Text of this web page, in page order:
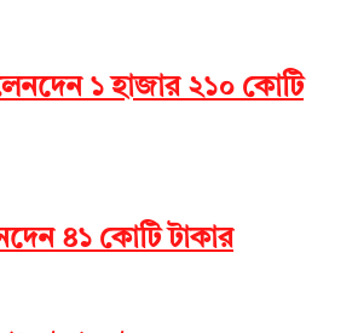
১ হাজার ২১০ কোটি
৪১ কোটি টাকার